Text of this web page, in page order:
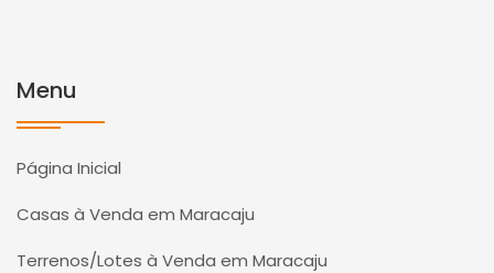
Menu
Página Inicial
Casas à Venda em Maracaju
Terrenos/Lotes à Venda em Maracaju